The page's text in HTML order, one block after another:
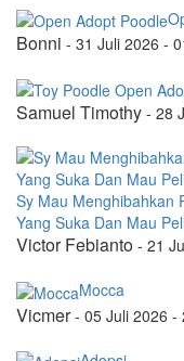
Bonni - 31 Juli 2026 -
Samuel Timothy - 28
Sy Mau Menghibahkan
Yang Suka Dan Mau
Victor Febianto - 21
Mocca
Vicmer- 05 Juli 2026 -